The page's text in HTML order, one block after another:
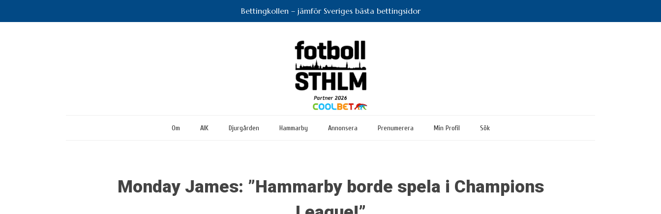
Bettingkollen – jämför Sveriges bästa bettingsidor
Om AIK Djurgården Hammarby Annonsera Prenumerera Min Profil Sök
Monday James: ”Hammarby borde spela i Champions